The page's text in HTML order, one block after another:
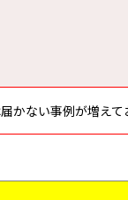
かない事例が増え